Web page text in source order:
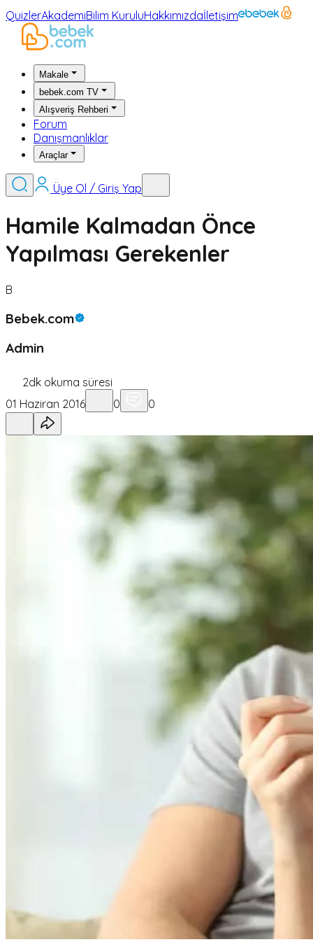
QuizlerAkademiBilim KuruluHakkımızdaİletişim
Makale
bebek.com TV
Alışveriş Rehberi
Forum
Danışmanlıklar
Araçlar
Üye Ol / Giriş Yap
Hamile Kalmadan Önce
Yapılması Gerekenler
B
Bebek.com
Admin
2dk okuma süresi
01 Haziran 2016
0 0